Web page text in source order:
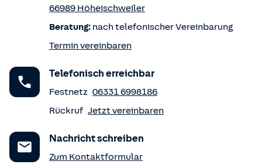
66989 Höheischweiler
Beratung: nach telefonischer Vereinbarung
Termin vereinbaren
Telefonisch erreichbar
Festnetz 06331 6998186
Rückruf Jetzt vereinbaren
Nachricht schreiben
Zum Kontaktformular